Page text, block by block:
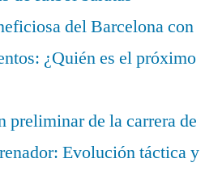
del Barcelona con
¿Quién es el próximo
preliminar de la carrera de
Evolución táctica y